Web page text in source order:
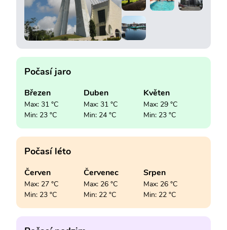
Počasí jaro
Březen
Max: 31 °C
Min: 23 °C
Duben
Max: 31 °C
Min: 24 °C
Květen
Max: 29 °C
Min: 23 °C
Počasí léto
Červen
Max: 27 °C
Min: 23 °C
Červenec
Max: 26 °C
Min: 22 °C
Srpen
Max: 26 °C
Min: 22 °C